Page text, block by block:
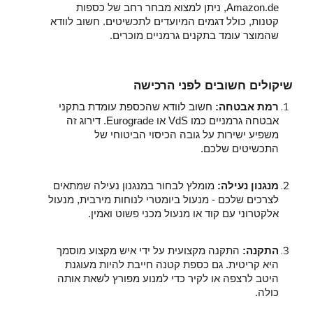
Amazon.de, ניתן למצוא מבחר רחב של כספות
קטנות, כולל דגמים המיועדים לתכשיטים. חשוב לוודא
שהמוצר עומד בתקנים גרמניים מוכרים.
שיקולים חשובים לפני הרכישה
רמת אבטחה: חשוב לוודא שהכספת עומדת בתקני
אבטחה גרמניים כמו VdS או Eurograde. דירוג זה
משפיע ישירות על גובה הכיסוי הביטוחי של
התכשיטים שלכם.
מנגנון נעילה: מומלץ לבחור במנגנון נעילה שמתאים
לצרכים שלכם - מנעול ביומטרי לנוחות מירבית, מנעול
אלקטרוני עם קוד או מנעול מכני פשוט ואמין.
התקנה: התקנה מקצועית על ידי איש מקצוע מוסמך
היא קריטית. גם כספת קטנה חייבת להיות מעוגנת
היטב לרצפה או לקיר כדי למנוע מפורץ לשאת אותה
כולה.